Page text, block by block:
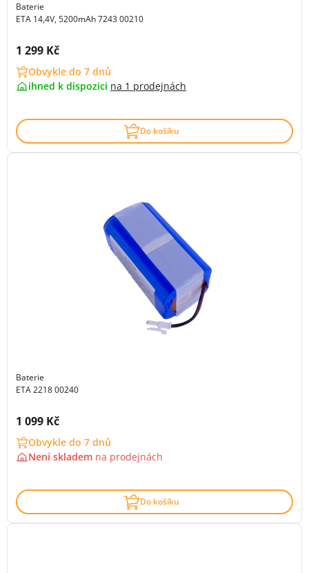
Baterie
ETA 14,4V, 5200mAh 7243 00210
Cena s DPH:
1 299 Kč
Obvykle do 7 dnů
ihned k dispozici na 1 prodejnách
Do košíku
Baterie
ETA 2218 00240
Cena s DPH:
1 099 Kč
Obvykle do 7 dnů
Není skladem na prodejnách
Do košíku